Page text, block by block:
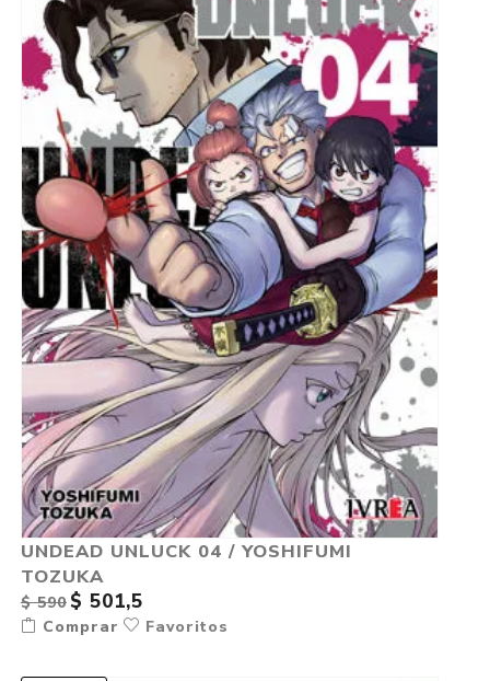
UNDEAD UNLUCK 04 / YOSHIFUMI
TOZUKA
$ 590 $ 501,5
Comprar Favoritos